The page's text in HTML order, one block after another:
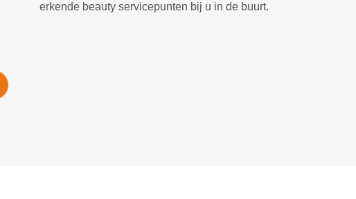
erkende beauty servicepunten bij u in de buurt.